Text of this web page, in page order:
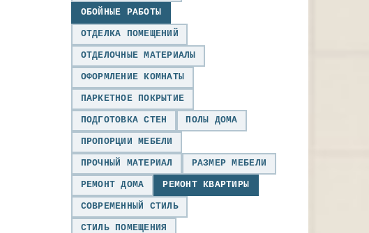
ОБОЙНЫЕ РАБОТЫ
ОТДЕЛКА ПОМЕЩЕНИЙ
ОТДЕЛОЧНЫЕ МАТЕРИАЛЫ
ОФОРМЛЕНИЕ КОМНАТЫ
ПАРКЕТНОЕ ПОКРЫТИЕ
ПОДГОТОВКА СТЕН ПОЛЫ ДОМА
ПРОПОРЦИИ МЕБЕЛИ
ПРОЧНЫЙ МАТЕРИАЛ РАЗМЕР МЕБЕЛИ
РЕМОНТ ДОМА РЕМОНТ КВАРТИРЫ
СОВРЕМЕННЫЙ СТИЛЬ
СТИЛЬ ПОМЕЩЕНИЯ